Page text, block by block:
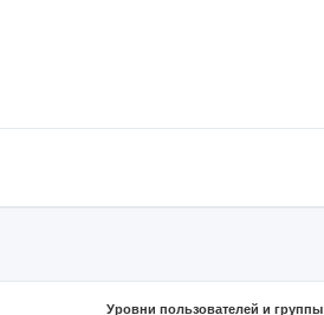
Уровни пользователей и группы